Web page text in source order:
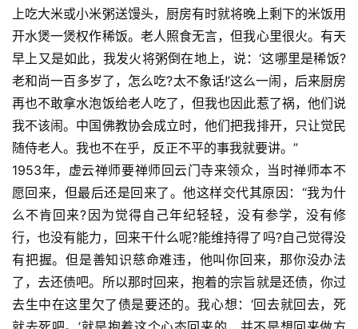
心
乐
菩
提
专
题
公
益
慈
善
佛
教
上吃大米或小米粥送馒头，厨房有时就将晚上剩下的米饭用
开水煲一煲权作稀饭。老人照食无言，但我心里很火。有天
早上又是如此，我发火将粥倒在地上，说：‘这哪里是稀饭?
老和尚一百多岁了，怎么吃?太不象话!’这么一闹，后来厨房
再也不敢拿水泡饭给老人吃了，但我也因此惹了祸，他们说
我不该闹。中国佛教协会成立时，他们把我排开，只让觉民
随侍老人。我也不在乎，反正不平的事我就要讲。”
1953年，虚云禅师要禅师回云门寺来领众，当时禅师本不
愿回来，但最后还是回来了。他这样交代其原因：“我为什
么不肯回来?因为觉得自己年纪轻轻，没有参学，没有修
行，也没有能力，回来干什么呢?能维持得了吗?自己觉得没
有把握。但是善知识慈命难违，他叫你回来，那你没办法
了，去还债吧。所以那时回来，抱着的宗旨就是还债，你过
去生中在这里欠了债是要还的。我心想：‘回去就回去，死